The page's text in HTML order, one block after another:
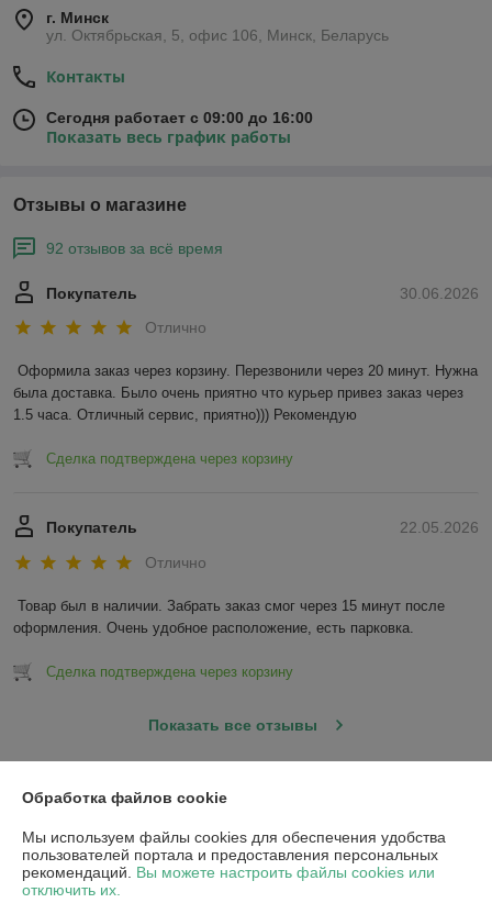
г. Минск
ул. Октябрьская, 5, офис 106, Минск, Беларусь
Контакты
Сегодня работает с 09:00 до 16:00
Показать весь график работы
Отзывы о магазине
92 отзывов за всё время
30.06.2026
Покупатель
Отлично
Оформила заказ через корзину. Перезвонили через 20 минут. Нужна
была доставка. Было очень приятно что курьер привез заказ через
1.5 часа. Отличный сервис, приятно))) Рекомендую
Сделка подтверждена через корзину
22.05.2026
Покупатель
Отлично
Товар был в наличии. Забрать заказ смог через 15 минут после
оформления. Очень удобное расположение, есть парковка.
Сделка подтверждена через корзину
Показать все отзывы
О нас
Контакты
Обработка файлов cookie
Мы используем файлы cookies для обеспечения удобства
пользователей портала и предоставления персональных
рекомендаций. Вы можете настроить файлы cookies или
отключить их.